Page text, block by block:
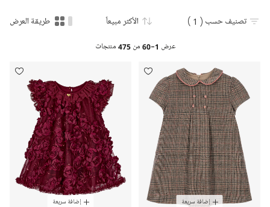
تصنيف حسب ( 1 ) الأكثر مبيعاً طريقة العرض
عرض 1-60 من475 منتجات
إضافة سريعة إضافة سريعة